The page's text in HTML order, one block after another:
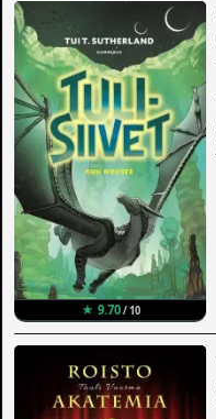
★ 9.70/ 10